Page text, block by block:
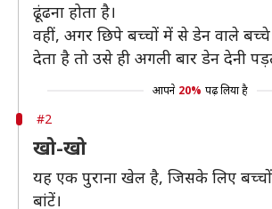
ढूंढना होता है।
वहीं, अगर छिपे बच्चों में से डेन वाले
देता है तो उसे ही अगली बार डेन देनी
आपने 20% पढ़ लिया है
#2
खो-खो
यह एक पुराना खेल है, जिसके लिए बच्चों
बांटें।